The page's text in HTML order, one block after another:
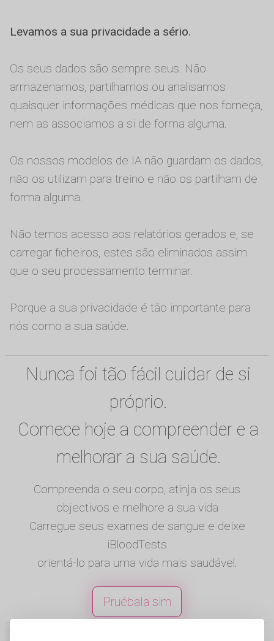
Levamos a sua privacidade a sério.
Os seus dados são sempre seus. Não
armazenamos, partilhamos ou analisamos
quaisquer informações médicas que nos forneça,
nem as associamos a si de forma alguma.
Os nossos modelos de IA não guardam os dados,
não os utilizam para treino e não os partilham de
forma alguma.
Não temos acesso aos relatórios gerados e, se
carregar ficheiros, estes são eliminados assim
que o seu processamento terminar.
Porque a sua privacidade é tão importante para
nós como a sua saúde.
Nunca foi tão fácil cuidar de si
próprio.
Comece hoje a compreender e a
melhorar a sua saúde.
Compreenda o seu corpo, atinja os seus
objectivos e melhore a sua vida
Carregue seus exames de sangue e deixe
iBloodTests
orientá-lo para uma vida mais saudável.
Pruébala sim